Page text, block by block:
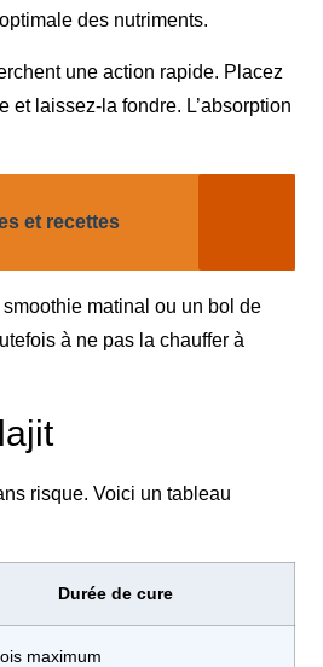
des nutriments.
une action rapide. Placez
laissez-la fondre. L’absorption
et recettes
smoothie matinal ou un bol de
à ne pas la chauffer à
risque. Voici un tableau
Durée de cure
maximum